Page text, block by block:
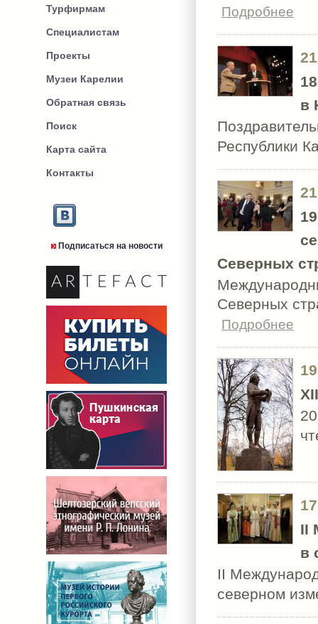
Турфирмам
Специалистам
Проекты
Музеи Карелии
Обратная связь
Поиск
Карта сайта
Контакты
Подписаться на новости
Подробнее
в
Республики
Северных
Северных
Подробнее
II
в
II
северном